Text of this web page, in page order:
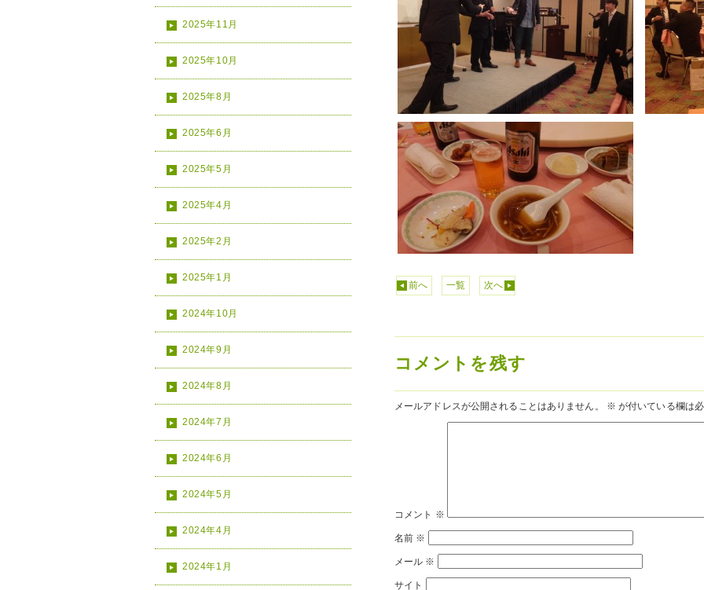
2025年11月
2025年10月
2025年8月
2025年6月
2025年5月
2025年4月
2025年2月
2025年1月
2024年10月
2024年9月
2024年8月
2024年7月
2024年6月
2024年5月
2024年4月
2024年1月
前へ 一覧 次へ
コメントを残す
メールアドレスが公開されることはありません。 ※ が付いている欄は
コメント ※
名前 ※
メール ※
サイト